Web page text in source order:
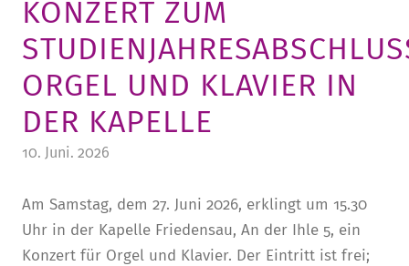
STUDIERENDENPORTAL
REGION UND FREIZEIT
LEITUNG & MITARBEITENDE
ALUMNI
MEDIATHEK
KARRIERE
KONZERT ZUM
ORGEL UND KLAVIER IN
DER KAPELLE
10. Juni. 2026
Am Samstag, dem 27. Juni 2026, erklingt um 15.30
Uhr in der Kapelle Friedensau, An der Ihle 5, ein
Konzert für Orgel und Klavier. Der Eintritt ist frei;